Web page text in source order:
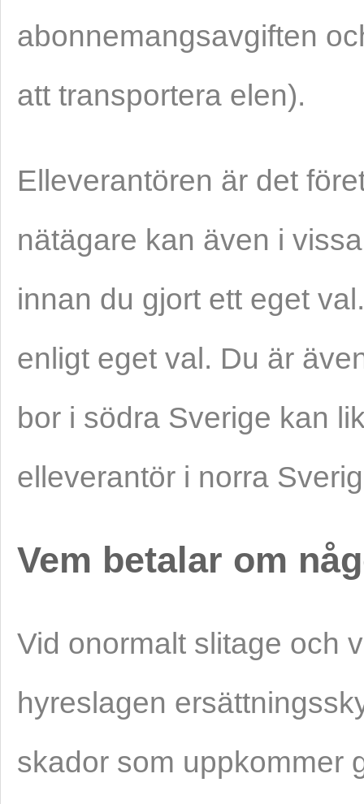
abonnemangsavgiften
att transportera elen).
Elleverantören är det
nätägare kan även i
innan du gjort ett eget
enligt eget val. Du är
bor i södra Sverige kan
elleverantör i norra
Vem betalar om
Vid onormalt slitage och
hyreslagen
skador som uppkommer